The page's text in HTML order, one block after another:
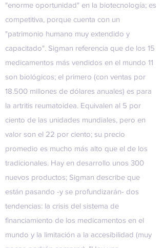
"enorme oportunidad" en la biotecnología; es
competitiva, porque cuenta con un
"patrimonio humano muy extendido y
capacitado". Sigman referencia que de los 15
medicamentos más vendidos en el mundo 11
son biológicos; el primero (con ventas por
18.500 millones de dólares anuales) es para
la artritis reumatoidea. Equivalen al 5 por
ciento de las unidades mundiales, pero en
valor son el 22 por ciento; su precio
promedio es mucho más alto que el de los
tradicionales. Hay en desarrollo unos 300
nuevos productos; Sigman describe que
están pasando -y se profundizarán- dos
tendencias: la crisis del sistema de
financiamiento de los medicamentos en el
mundo y la limitación a la accesibilidad (muy